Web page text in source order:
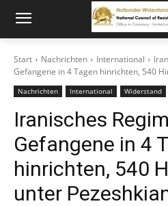
Start Nachrichten International
Gefangene in 4 Tagen hinrichten, 540
Nachrichten International Widerstand
Iranisches
Gefangene in 4
hinrichten, 540
unter